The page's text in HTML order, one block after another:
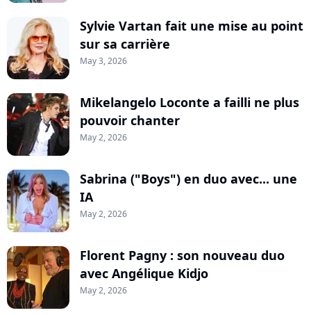
Sylvie Vartan fait une mise au point
sur sa carrière
May 3, 2026
Mikelangelo Loconte a failli ne plus
pouvoir chanter
May 2, 2026
Sabrina ("Boys") en duo avec... une
IA
May 2, 2026
Florent Pagny : son nouveau duo
avec Angélique Kidjo
May 2, 2026